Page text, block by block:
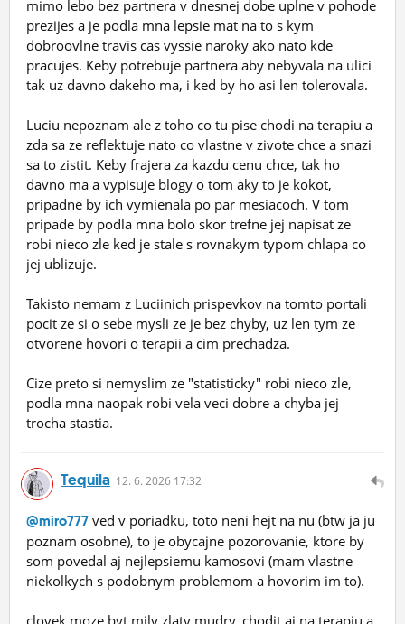
mimo lebo bez partnera v dnesnej dobe uplne v pohode
prezijes a je podla mna lepsie mat na to s kym
dobroovlne travis cas vyssie naroky ako nato kde
pracujes. Keby potrebuje partnera aby nebyvala na ulici
tak uz davno dakeho ma, i ked by ho asi len tolerovala.
Luciu nepoznam ale z toho co tu pise chodi na terapiu a
zda sa ze reflektuje nato co vlastne v zivote chce a snazi
sa to zistit. Keby frajera za kazdu cenu chce, tak ho
davno ma a vypisuje blogy o tom aky to je kokot,
pripadne by ich vymienala po par mesiacoch. V tom
pripade by podla mna bolo skor trefne jej napisat ze
robi nieco zle ked je stale s rovnakym typom chlapa co
jej ublizuje.
Takisto nemam z Luciinich prispevkov na tomto portali
pocit ze si o sebe mysli ze je bez chyby, uz len tym ze
otvorene hovori o terapii a cim prechadza.
Cize preto si nemyslim ze "statisticky" robi nieco zle,
podla mna naopak robi vela veci dobre a chyba jej
trocha stastia.
Tequila 12. 6. 2026 17:32
@miro777 ved v poriadku, toto neni hejt na nu (btw ja ju
poznam osobne), to je obycajne pozorovanie, ktore by
som povedal aj nejlepsiemu kamosovi (mam vlastne
niekolkych s podobnym problemom a hovorim im to).
clovek moze byt mily zlaty mudry, chodit aj na terapiu a